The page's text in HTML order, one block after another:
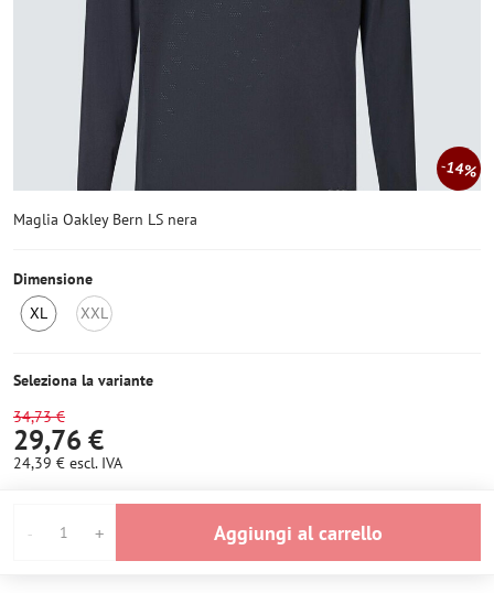
14%
Maglia Oakley Bern LS nera
Dimensione
XL
XXL
Seleziona la variante
34,73 €
29,76 €
24,39 € escl. IVA
Aggiungi al carrello